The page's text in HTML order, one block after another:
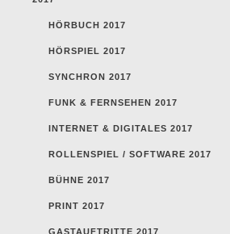
HÖRBUCH 2017
HÖRSPIEL 2017
SYNCHRON 2017
FUNK & FERNSEHEN 2017
INTERNET & DIGITALES 2017
ROLLENSPIEL / SOFTWARE 2017
BÜHNE 2017
PRINT 2017
GASTAUFTRITTE 2017